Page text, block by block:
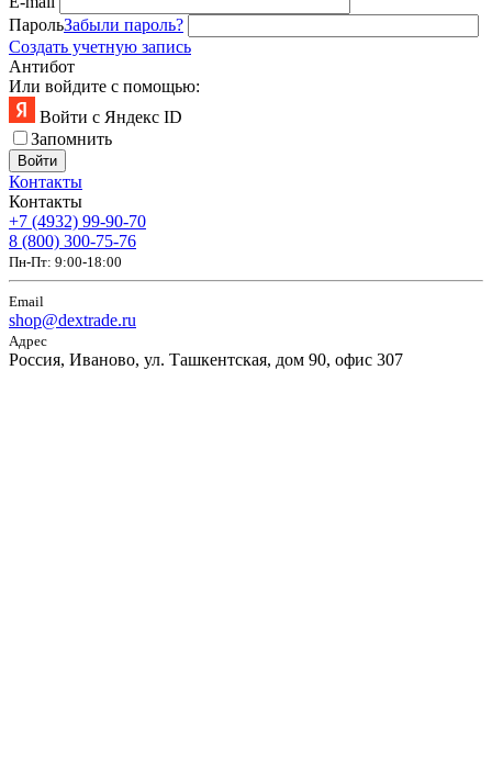
ПарольЗабыли пароль?
Создать учетную запись
Антибот
Или войдите с помощью:
Войти с Яндекс ID
Запомнить
Войти
Контакты
Контакты
+7 (4932) 99-90-70
8 (800) 300-75-76
Пн-Пт: 9:00-18:00
Email
shop@dextrade.ru
Адрес
Россия, Иваново, ул. Ташкентская, дом 90, офис 307